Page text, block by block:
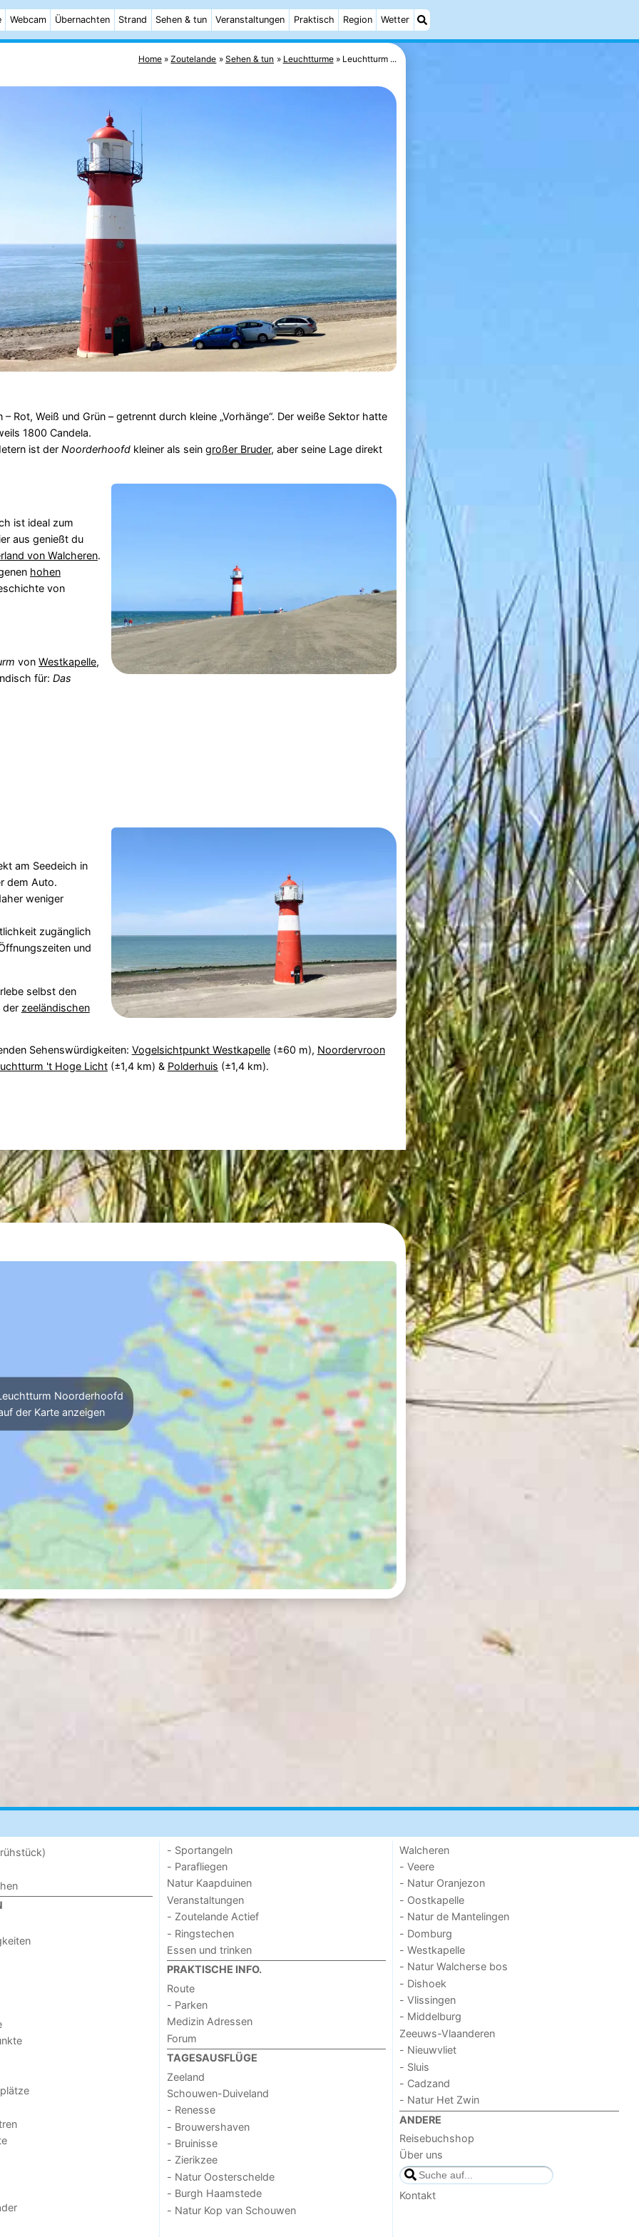
Webcam Übernachten Strand Sehen & tun Veranstaltungen Praktisch Region Wetter
Home Zoutelande Sehen & tun Leuchtturme Leuchtturm ...
Rot, Weiß und Grün – getrennt durch kleine „Vorhänge“. Der weiße Sektor hatte
1800 Candela.
ist der Noorderhoofdkleiner als sein großer Bruder, aber seine Lage direkt
ist ideal zum
aus genießt du
von Walcheren.
hohen
von
von Westkapelle,
für: Das
am Seedeich in
dem Auto.
weniger
zugänglich
und
selbst den
der zeeländischen
Sehenswürdigkeiten: Vogelsichtpunkt Westkapelle(±60 m), Noordervroon
't Hoge Licht(±1,4 km) & Polderhuis (±1,4 km).
Noorderhoofd
der Karte anzeigen
- Sportangeln
- Parafliegen
Natur Kaapduinen
Veranstaltungen
- Zoutelande Actief
- Ringstechen
Essen und trinken
PRAKTISCHE INFO.
Route
- Parken
Medizin Adressen
Forum
TAGESAUSFLÜGE
Zeeland
Schouwen-Duiveland
- Renesse
- Brouwershaven
- Bruinisse
- Zierikzee
- Natur Oosterschelde
- Burgh Haamstede
- Natur Kop van Schouwen
Walcheren
- Veere
- Natur Oranjezon
- Oostkapelle
- Natur de Mantelingen
- Domburg
- Westkapelle
- Natur Walcherse bos
- Dishoek
- Vlissingen
- Middelburg
Zeeuws-Vlaanderen
- Nieuwvliet
- Sluis
- Cadzand
- Natur Het Zwin
ANDERE
Reisebuchshop
Über uns
Kontakt